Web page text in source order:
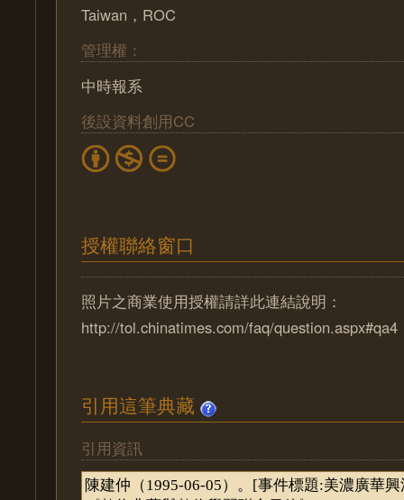
Taiwan，ROC
管理權：
中時報系
後設資料創用CC
授權聯絡窗口
照片之商業使用授權請詳此連結說明：
http://tol.chinatimes.com/faq/question.aspx#qa4
引用這筆典藏
引用資訊